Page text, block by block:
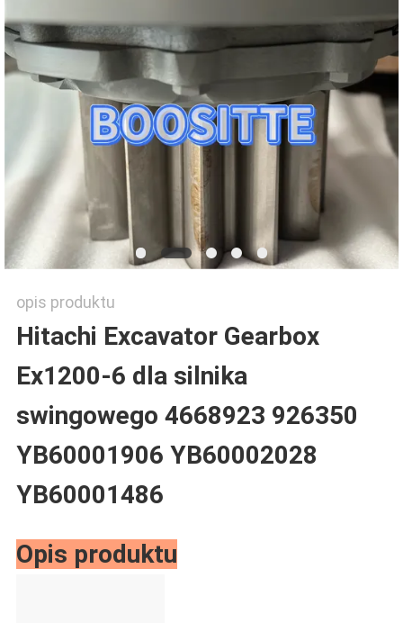
PRIVACY
POLICY
opis produktu
Hitachi Excavator Gearbox
Ex1200-6 dla silnika
swingowego 4668923 926350
YB60001906 YB60002028
YB60001486
Opis produktu